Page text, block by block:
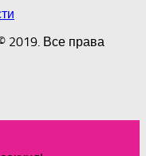
2019. Все права